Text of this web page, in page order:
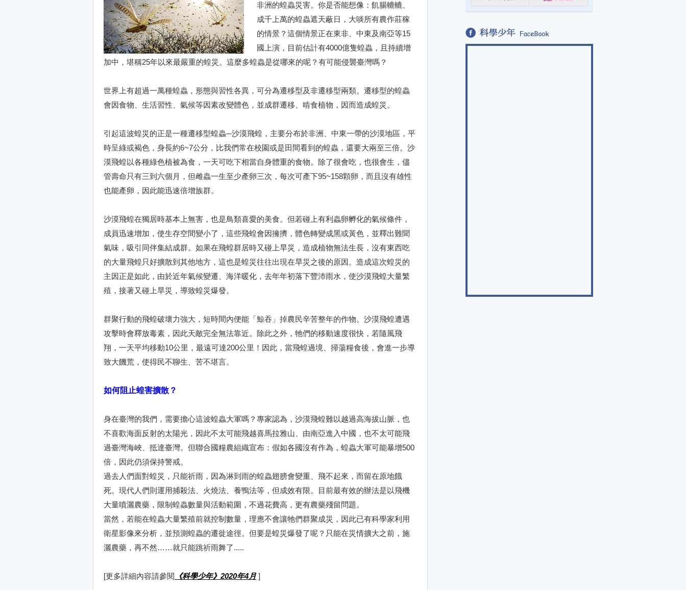
非洲的蝗蟲災害。你是否能想像：飢腸轆轆、
成千上萬的蝗蟲遮天蔽日，大啖所有農作莊稼
的情景？這個情景正在東非、中東及南亞等15
國上演，目前估計有4000億隻蝗蟲，且持續增
加中，堪稱25年以來最嚴重的蝗災。這麼多蝗蟲是從哪來的呢？有可能侵襲臺灣嗎？
世界上有超過一萬種蝗蟲，形態與習性各異，可分為遷移型及非遷移型兩類。遷移型的蝗蟲
會因食物、生活習性、氣候等因素改變體色，並成群遷移、啃食植物，因而造成蝗災。
引起這波蝗災的正是一種遷移型蝗蟲─沙漠飛蝗，主要分布於非洲、中東一帶的沙漠地區，平
時呈綠或褐色，身長約6~7公分，比我們常在校園或是田間看到的蝗蟲，還要大兩至三倍。沙
漠飛蝗以各種綠色植被為食，一天可吃下相當自身體重的食物。除了很會吃，也很會生，儘
管壽命只有三到六個月，但雌蟲一生至少產卵三次，每次可產下95~158顆卵，而且沒有雄性
也能產卵，因此能迅速倍增族群。
沙漠飛蝗在獨居時基本上無害，也是鳥類喜愛的美食。但若碰上有利蟲卵孵化的氣候條件，
成員迅速增加，使生存空間變小了，這些飛蝗會因擁擠，體色轉變成黑或黃色，並釋出難聞
氣味，吸引同伴集結成群。如果在飛蝗群居時又碰上旱災，造成植物無法生長，沒有東西吃
的大量飛蝗只好擴散到其他地方，這也是蝗災往往出現在旱災之後的原因。造成這次蝗災的
主因正是如此，由於近年氣候變遷、海洋暖化，去年年初落下豐沛雨水，使沙漠飛蝗大量繁
殖，接著又碰上旱災，導致蝗災爆發。
群聚行動的飛蝗破壞力強大，短時間內便能「鯨吞」掉農民辛苦整年的作物。沙漠飛蝗遭遇
攻擊時會釋放毒素，因此天敵完全無法靠近。除此之外，牠們的移動速度很快，若隨風飛
翔，一天平均移動10公里，最遠可達200公里！因此，當飛蝗過境、掃蕩糧食後，會進一步導
致大饑荒，使得民不聊生、苦不堪言。
如何阻止蝗害擴散？
身在臺灣的我們，需要擔心這波蝗蟲大軍嗎？專家認為，沙漠飛蝗難以越過高海拔山脈，也
不喜歡海面反射的太陽光，因此不太可能飛越喜馬拉雅山、由南亞進入中國，也不太可能飛
過臺灣海峽、抵達臺灣。但聯合國糧農組織宣布：假如各國沒有作為，蝗蟲大軍可能暴增500
倍，因此仍須保持警戒。
過去人們面對蝗災，只能祈雨，因為淋到雨的蝗蟲翅膀會變重、飛不起來，而留在原地餓
死。現代人們則運用捕殺法、火燒法、養鴨法等，但成效有限。目前最有效的辦法是以飛機
大量噴灑農藥，限制蝗蟲數量與活動範圍，不過花費高，更有農藥殘留問題。
當然，若能在蝗蟲大量繁殖前就控制數量，理應不會讓牠們群聚成災，因此已有科學家利用
衛星影像來分析，並預測蝗蟲的遷徙途徑。但要是蝗災爆發了呢？只能在災情擴大之前，施
灑農藥，再不然……就只能跳祈雨舞了.....
[更多詳細內容請參閱 《科學少年》2020年4月]